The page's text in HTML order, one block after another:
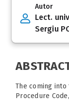
Autor
Lect.
Sergiu
The coming
Procedure